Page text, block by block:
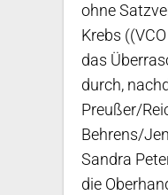
ohne
Krebs
das
durch,
Preußer/
Behrens/
Sandra
die